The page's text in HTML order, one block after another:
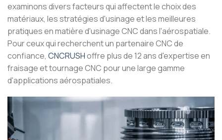
examinons divers facteurs qui affectent le choix des
matériaux, les stratégies d'usinage et les meilleures
pratiques en matière d'usinage CNC dans l'aérospatiale.
Pour ceux qui recherchent un partenaire CNC de
confiance, CNCRUSHoffre plus de 12 ans d'expertise en
fraisage et tournage CNC pour une large gamme
d'applications aérospatiales.